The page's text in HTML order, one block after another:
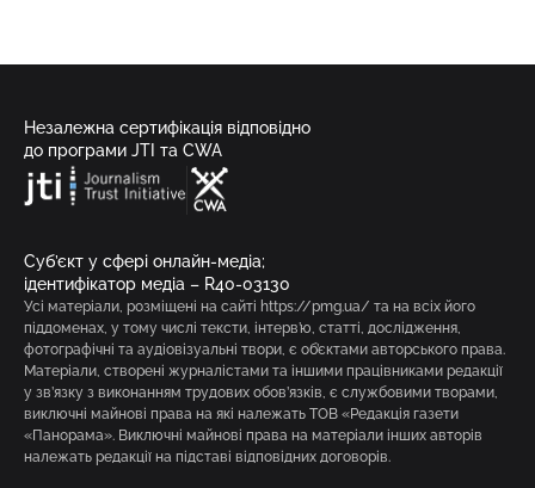
Незалежна сертифікація відповідно
до програми JTI та CWA
Суб’єкт у сфері онлайн-медіа;
ідентифікатор медіа – R40-03130
Усі матеріали, розміщені на сайті https://pmg.ua/ та на всіх його
піддоменах, у тому числі тексти, інтерв’ю, статті, дослідження,
фотографічні та аудіовізуальні твори, є об’єктами авторського права.
Матеріали, створені журналістами та іншими працівниками редакції
у зв’язку з виконанням трудових обов’язків, є службовими творами,
виключні майнові права на які належать ТОВ «Редакція газети
«Панорама». Виключні майнові права на матеріали інших авторів
належать редакції на підставі відповідних договорів.